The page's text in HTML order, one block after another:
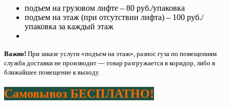
подъем на грузовом лифте – 80 руб./упаковка
подъем на этаж (при отсутствии лифта) – 100 руб./
упаковка за каждый этаж
Важно! При заказе услуги «подъем на этаж», разнос гуза по помещениям
служба доставки не производит — товар разгружается в коридор, либо в
ближайшее помещение к выходу.
Самовывоз БЕСПЛАТНО!